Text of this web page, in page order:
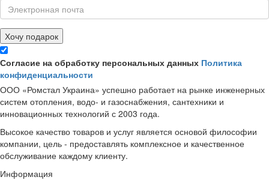
Хочу подарок
Согласие на обработку персональных данных Политика
конфиденциальности
ООО «Ромстал Украина» успешно работает на рынке инженерных
систем отопления, водо- и газоснабжения, сантехники и
инновационных технологий с 2003 года.
Высокое качество товаров и услуг является основой философии
компании, цель - предоставлять комплексное и качественное
обслуживание каждому клиенту.
Информация